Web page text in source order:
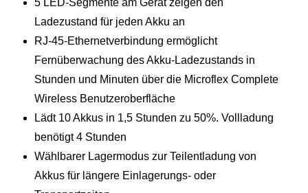
5 LED-Segmente am Gerät zeigen den
Ladezustand für jeden Akku an
RJ-45-Ethernetverbindung ermöglicht
Fernüberwachung des Akku-Ladezustands in
Stunden und Minuten über die Microflex Complete
Wireless Benutzeroberfläche
Lädt 10 Akkus in 1,5 Stunden zu 50%. Vollladung
benötigt 4 Stunden
Wählbarer Lagermodus zur Teilentladung von
Akkus für längere Einlagerungs- oder